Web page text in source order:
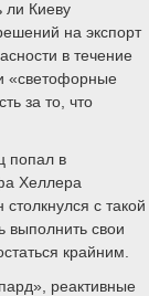
ли Киеву
на экспорт
в течение
«светофорные
за то, что
попал в
Хеллера
столкнулся с такой
выполнить свои
крайним.
реактивные